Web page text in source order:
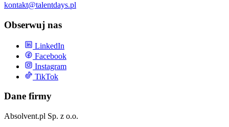
kontakt@talentdays.pl
Obserwuj nas
LinkedIn
Facebook
Instagram
TikTok
Dane firmy
Absolvent.pl Sp. z o.o.